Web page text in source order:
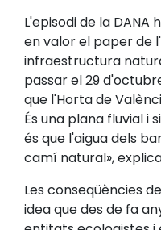
L'episodi de la
en valor el paper de
infraestructura
passar el 29
que l'Horta de
És una plana fluvial i
és que l'aigua dels
camí natural»,
Les conseqüències
idea que des de fa